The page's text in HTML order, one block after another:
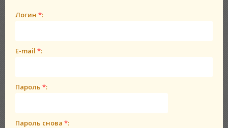
Логин *:
E-mail *:
Пароль *:
Пароль снова *: